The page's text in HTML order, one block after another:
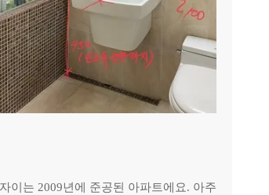
이는 2009년에 준공된 아파트에요. 아주